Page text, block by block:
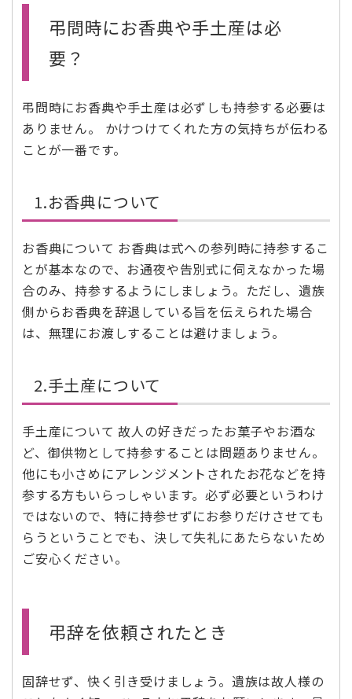
弔問時にお香典や手土産は必
要？
弔問時にお香典や手土産は必ずしも持参する必要は
ありません。 かけつけてくれた方の気持ちが伝わる
ことが一番です。
1.お香典について
お香典について お香典は式への参列時に持参するこ
とが基本なので、お通夜や告別式に伺えなかった場
合のみ、持参するようにしましょう。ただし、遺族
側からお香典を辞退している旨を伝えられた場合
は、無理にお渡しすることは避けましょう。
2.手土産について
手土産について 故人の好きだったお菓子やお酒な
ど、御供物として持参することは問題ありません。
他にも小さめにアレンジメントされたお花などを持
参する方もいらっしゃいます。必ず必要というわけ
ではないので、特に持参せずにお参りだけさせても
らうということでも、決して失礼にあたらないため
ご安心ください。
弔辞を依頼されたとき
固辞せず、快く引き受けましょう。遺族は故人様の